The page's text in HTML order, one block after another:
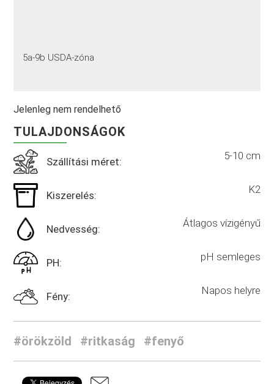
5a-9b USDA-zóna
Jelenleg nem rendelhető
TULAJDONSÁGOK
Szállítási méret: 5-10 cm
Kiszerelés: K2
Nedvesség: Átlagos vízigényű
PH: pH semleges
Fény: Napos helyre
#örökzöld #ritkaság #fenyő